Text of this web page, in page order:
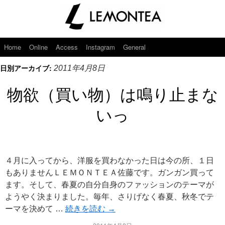
Home Online Access Instagram General
日別アーカイブ: 2011年4月8日
物欲（買い物）は鳴り止まな
いっ
４月に入ってから、洋服を買わなかった日は今の所、１日
もありませんＬＥＭＯＮＴＥＡ佐藤です。ガンガン買って
ます。そして、春夏の自分自身のファッションのテーマが
ようやく決まりました。毎年、さりげなく春夏、秋冬でテ
ーマを決めて … 続きを読む →